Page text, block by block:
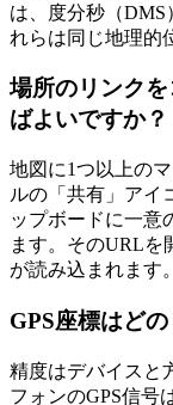
は、度分秒（DMS
れらは同じ地理的
場所のリンク
ばよいですか？
地図に1つ以上の
ルの「共有」アイ
ップボードに一意
ます。そのURLを
が読み込まれます。
GPS座標はど
精度はデバイスと
フォンのGPS信号